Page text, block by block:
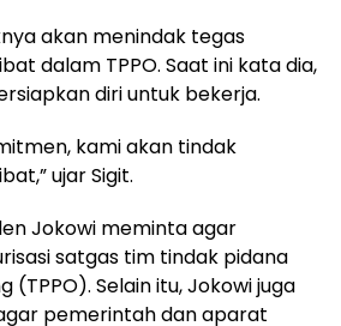
akan menindak tegas
dalam TPPO. Saat ini kata dia,
diri untuk bekerja.
kami akan tindak
ujar Sigit.
Jokowi meminta agar
satgas tim tindak pidana
(TPPO). Selain itu, Jokowi juga
pemerintah dan aparat